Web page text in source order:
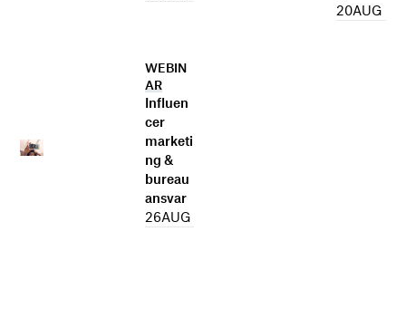
20AUG
WEBIN
AR
Influen
cer
marketi
ng &
bureau
ansvar
26AUG